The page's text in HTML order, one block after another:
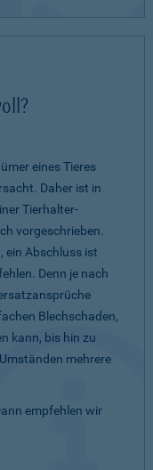
eines Tieres
Daher ist in
Tierhalter-
vorgeschrieben.
ein Abschluss ist
Denn je nach
Blechschaden,
kann, bis hin zu
mehrere
empfehlen wir